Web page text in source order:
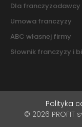
Dla franczyzodawcy
Umowa franczyzy
ABC własnej firmy
Słownik franczyzy i
Polityka
© 2026 PROFIT